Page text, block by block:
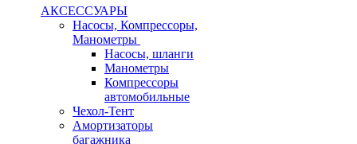
АКСЕССУАРЫ
Насосы, Компрессоры,
Манометры
Насосы, шланги
Манометры
Компрессоры
автомобильные
Чехол-Тент
Амортизаторы
багажника